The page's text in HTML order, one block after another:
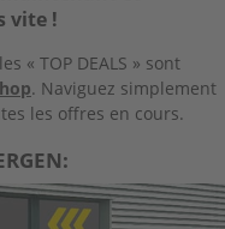
vite !
« TOP DEALS » sont
. Naviguez simplement
les offres en cours.